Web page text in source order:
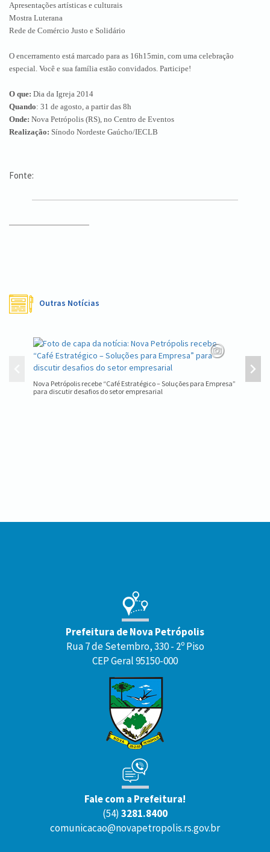
Apresentações artísticas e culturais
Mostra Luterana
Rede de Comércio Justo e Solidário
O encerramento está marcado para as 16h15min, com uma celebração
especial. Você e sua família estão convidados. Participe!
O que: Dia da Igreja 2014
Quando: 31 de agosto, a partir das 8h
Onde: Nova Petrópolis (RS), no Centro de Eventos
Realização: Sínodo Nordeste Gaúcho/IECLB
Fonte:
Outras Notícias
Nova Petrópolis recebe “Café Estratégico – Soluções para Empresa”
para discutir desafios do setor empresarial
Prefeitura de Nova Petrópolis
Rua 7 de Setembro, 330 - 2º Piso
CEP Geral 95150-000
Fale com a Prefeitura!
(54) 3281.8400
comunicacao@novapetropolis.rs.gov.br